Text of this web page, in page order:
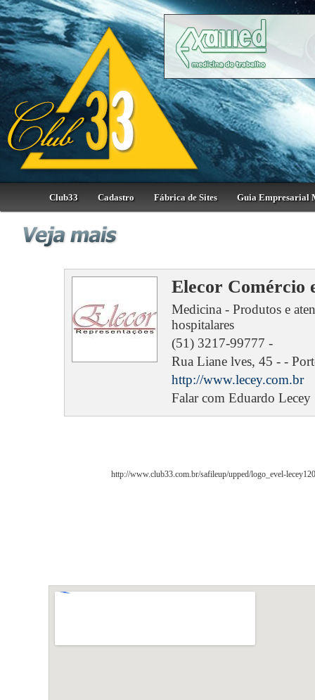
Club33 Cadastro Fábrica de Sites Guia Empresarial
Elecor Comércio
Medicina - Produtos e
hospitalares
(51) 3217-99777 -
Rua Liane lves, 45 - -
http://www.lecey.com.br
Falar com Eduardo Lecey
http://www.club33.com.br/safileup/upped/logo_evel-